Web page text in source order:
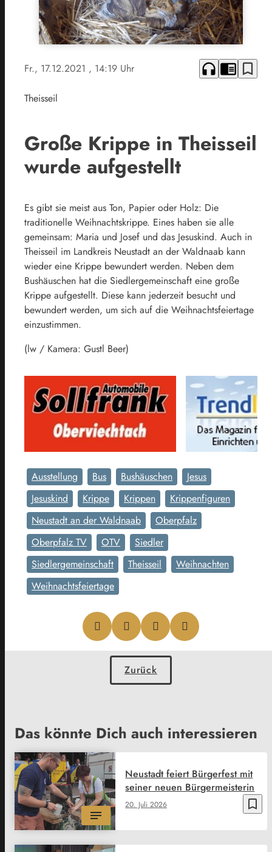
Fr., 17.12.2021 , 14:19 Uhr headphones chrome_reader_mode bookmark_border
Theisseil
Große Krippe in Theisseil
wurde aufgestellt
Es gibt sie meist aus Ton, Papier oder Holz: Die
traditionelle Weihnachtskrippe. Eines haben sie alle
gemeinsam: Maria und Josef und das Jesuskind. Auch in
Theisseil im Landkreis Neustadt an der Waldnaab kann
wieder eine Krippe bewundert werden. Neben dem
Bushäuschen hat die Siedlergemeinschaft eine große
Krippe aufgestellt. Diese kann jederzeit besucht und
bewundert werden, um sich auf die Weihnachtsfeiertage
einzustimmen.
(lw / Kamera: Gustl Beer)
Ausstellung Bus Bushäuschen
Jesus
Jesuskind
Krippe Krippen
Krippenfiguren
Neustadt an der Waldnaab
Oberpfalz
Oberpfalz TV
OTV
Siedler
Siedlergemeinschaft
Theisseil
Weihnachten
Weihnachtsfeiertage
Zurück
Das könnte Dich auch interessieren
bookmark_border
20. Juli 2026
Neustadt feiert Bürgerfest mit
seiner neuen Bürgermeisterin